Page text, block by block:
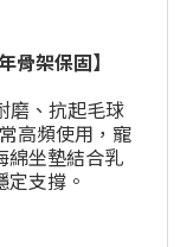
骨架保固】
磨、抗起毛球
高頻使用，寵
綿坐墊結合乳
支撐。